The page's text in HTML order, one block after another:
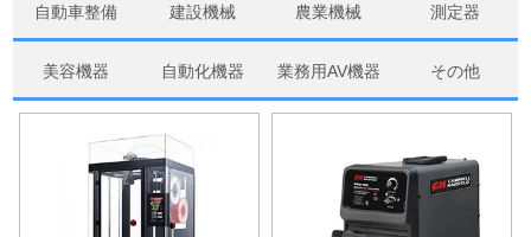
自動車整備 建設機械 農業機械 測定器
美容機器 自動化機器 業務用AV機器 その他